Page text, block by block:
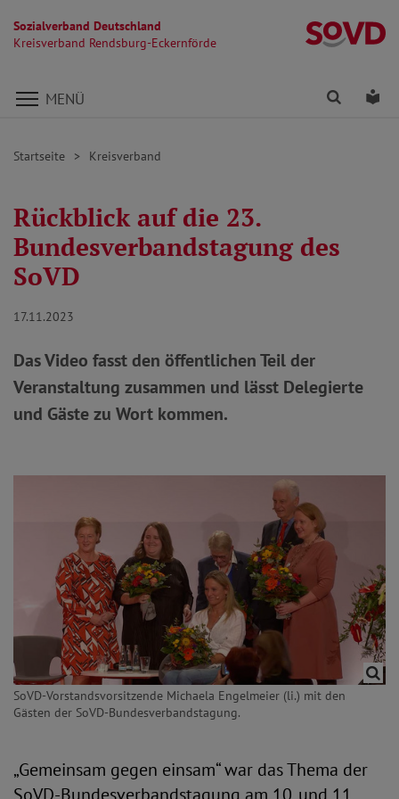
Sozialverband Deutschland
Kreisverband Rendsburg-Eckernförde
Direkt zu den Inhalten springen
MENÜ Finden
Startseite Kreisverband
Rückblick auf die 23.
Bundesverbandstagung des
SoVD
17.11.2023
Das Video fasst den öffentlichen Teil der
Veranstaltung zusammen und lässt Delegierte
und Gäste zu Wort kommen.
SoVD-Vorstandsvorsitzende Michaela Engelmeier (li.) mit den
Gästen der SoVD-Bundesverbandstagung.
„Gemeinsam gegen einsam“ war das Thema der